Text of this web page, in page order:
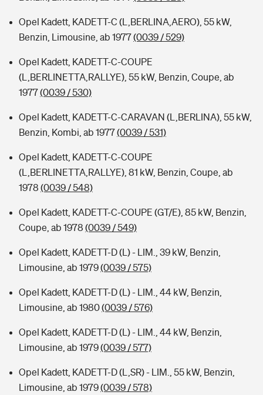
Opel Kadett, KADETT-C (L,BERLINA,AERO), 55 kW,
Benzin, Limousine, ab 1977(0039 / 529)
Opel Kadett, KADETT-C-COUPE
(L,BERLINETTA,RALLYE), 55 kW, Benzin, Coupe, ab
1977(0039 / 530)
Opel Kadett, KADETT-C-CARAVAN (L,BERLINA), 55 kW,
Benzin, Kombi, ab 1977(0039 / 531)
Opel Kadett, KADETT-C-COUPE
(L,BERLINETTA,RALLYE), 81 kW, Benzin, Coupe, ab
1978 (0039 / 548)
Opel Kadett, KADETT-C-COUPE (GT/E), 85 kW, Benzin,
Coupe, ab 1978 (0039 / 549)
Opel Kadett, KADETT-D (L) - LIM., 39 kW, Benzin,
Limousine, ab 1979(0039 / 575)
Opel Kadett, KADETT-D (L) - LIM., 44 kW, Benzin,
Limousine, ab 1980(0039 / 576)
Opel Kadett, KADETT-D (L) - LIM., 44 kW, Benzin,
Limousine, ab 1979(0039 / 577)
Opel Kadett, KADETT-D (L,SR) - LIM., 55 kW, Benzin,
Limousine, ab 1979(0039 / 578)